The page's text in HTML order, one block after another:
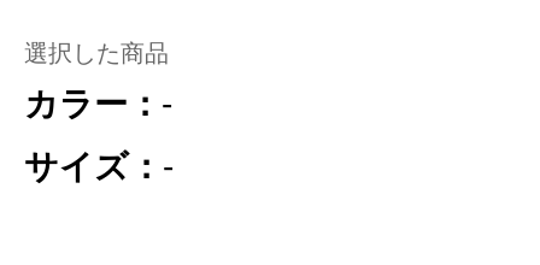
選択した商品
カラー： -
サイズ： -